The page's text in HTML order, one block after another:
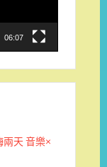
06:07
天 音樂×